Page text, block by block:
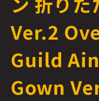
Ver.2
Guild
Gown